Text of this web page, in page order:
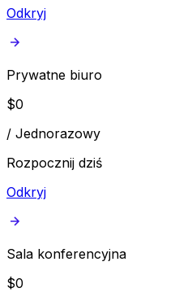
Odkryj
Prywatne biuro
$0
/ Jednorazowy
Rozpocznij dziś
Odkryj
Sala konferencyjna
$0